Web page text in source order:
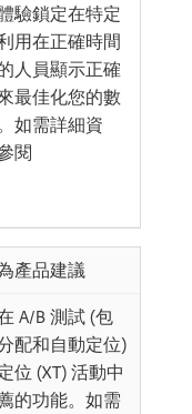
驗鎖定在特定
用在正確時間
人員顯示正確
最佳化您的數
如需詳細資
閱
產品建議
A/B 測試 (包
配和自動定位)
位 (XT) 活動中
的功能。如需